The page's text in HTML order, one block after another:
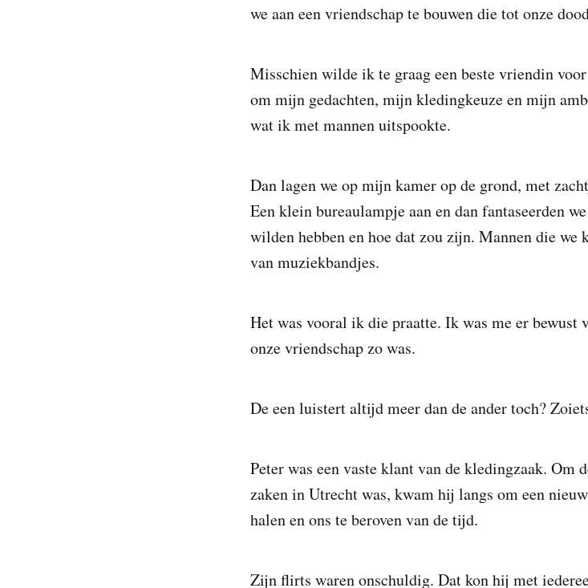
we aan een vriendschap te bouwen die tot onze
Misschien wilde ik te graag een beste vriendin
om mijn gedachten, mijn kledingkeuze en mijn
wat ik met mannen uitspookte.
Dan lagen we op mijn kamer op de grond, met
Een klein bureaulampje aan en dan fantaseerden
wilden hebben en hoe dat zou zijn. Mannen die we
van muziekbandjes.
Het was vooral ik die praatte. Ik was me er bewust
onze vriendschap zo was.
De een luistert altijd meer dan de ander toch?
Peter was een vaste klant van de kledingzaak. Om
zaken in Utrecht was, kwam hij langs om een
halen en ons te beroven van de tijd.
Zijn flirts waren onschuldig. Dat kon hij met